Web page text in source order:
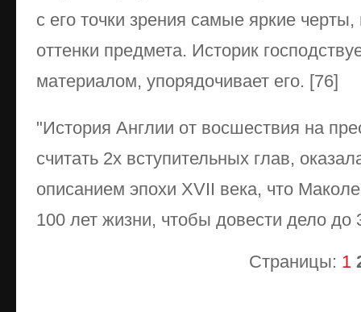
с его точки зрения самые яркие
оттенки предмета. Историк
материалом, упорядочивает его. [76]
"История Англии от восшествия на
считать 2х вступительных глав,
описанием эпохи XVII века, что
100 лет жизни, чтобы довести дело до
Страницы: 1